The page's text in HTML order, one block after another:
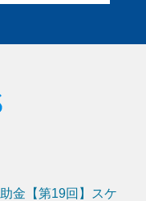
金【第19回】スケ